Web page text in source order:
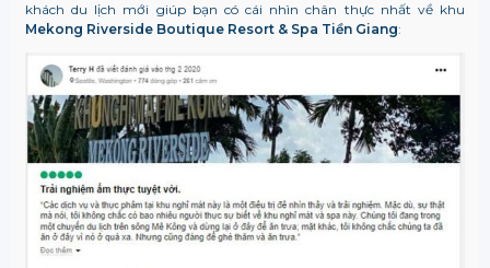
khách du lịch mới giúp bạn có cái nhìn chân thực nhất về khu
Mekong Riverside Boutique Resort & Spa Tiền Giang: